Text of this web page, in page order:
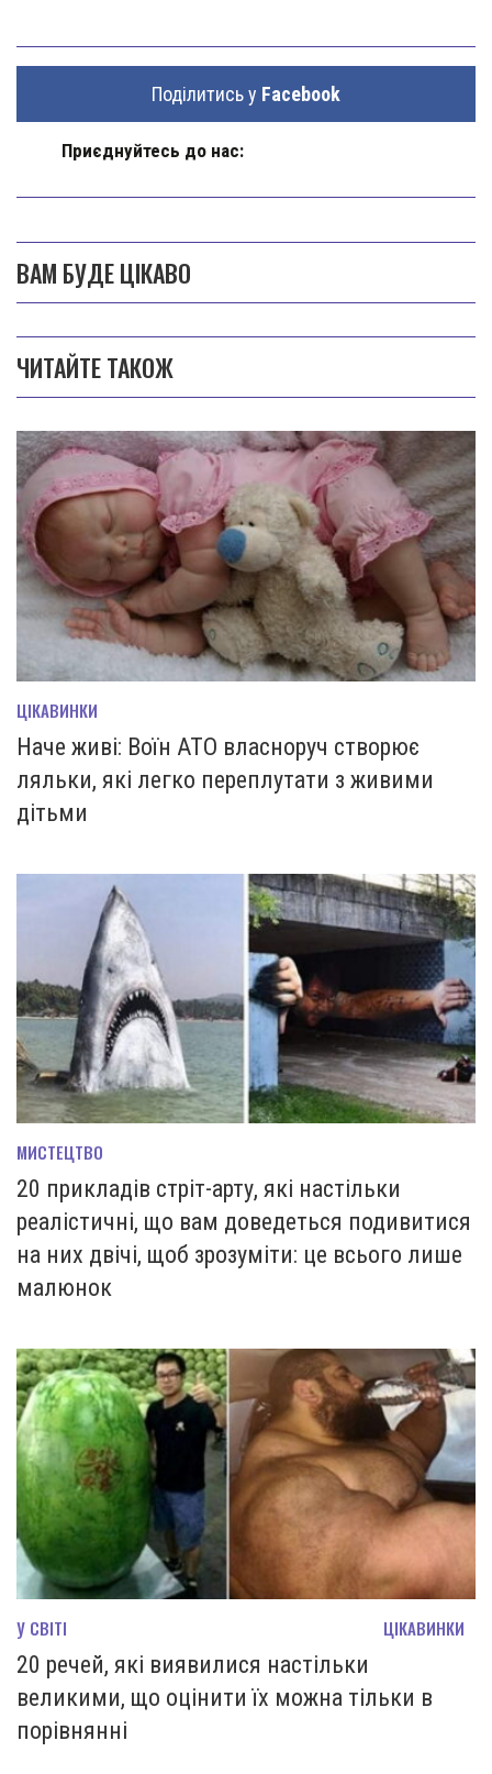
Поділитись у Facebook
Приєднуйтесь до нас:
ВАМ БУДЕ ЦІКАВО
ЧИТАЙТЕ ТАКОЖ
ЦІКАВИНКИ
Наче живі: Воїн АТО власноруч створює
ляльки, які легко переплутати з живими
дітьми
МИСТЕЦТВО
20 прикладів стріт-арту, які настільки
реалістичні, що вам доведеться подивитися
на них двічі, щоб зрозуміти: це всього лише
малюнок
У СВІТІ ЦІКАВИНКИ
20 речей, які виявилися настільки
великими, що оцінити їх можна тільки в
порівнянні